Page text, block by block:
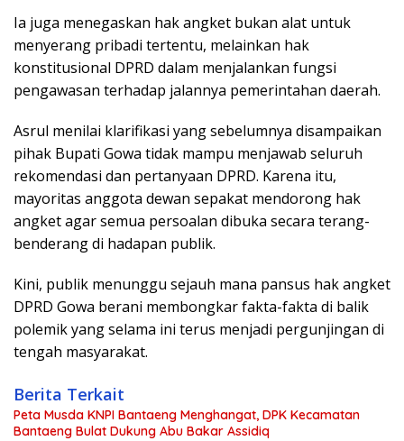
Ia juga menegaskan hak angket bukan alat untuk
menyerang pribadi tertentu, melainkan hak
konstitusional DPRD dalam menjalankan fungsi
pengawasan terhadap jalannya pemerintahan daerah.
Asrul menilai klarifikasi yang sebelumnya disampaikan
pihak Bupati Gowa tidak mampu menjawab seluruh
rekomendasi dan pertanyaan DPRD. Karena itu,
mayoritas anggota dewan sepakat mendorong hak
angket agar semua persoalan dibuka secara terang-
benderang di hadapan publik.
Kini, publik menunggu sejauh mana pansus hak angket
DPRD Gowa berani membongkar fakta-fakta di balik
polemik yang selama ini terus menjadi pergunjingan di
tengah masyarakat.
Berita Terkait
Peta Musda KNPI Bantaeng Menghangat, DPK Kecamatan
Bantaeng Bulat Dukung Abu Bakar Assidiq